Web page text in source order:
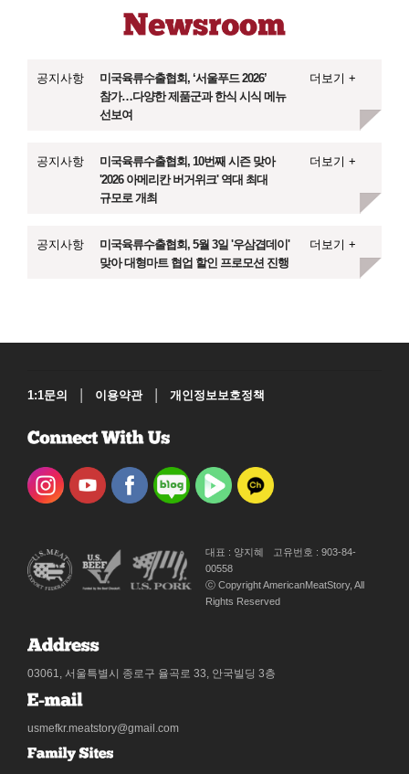
공지사항
미국육류수출협회, ‘서울푸드 2026’
참가…다양한 제품군과 한식 시식 메뉴
선보여
더보기 +
공지사항
미국육류수출협회, 10번째 시즌 맞아
'2026 아메리칸 버거위크' 역대 최대
규모로 개최
더보기 +
공지사항
미국육류수출협회, 5월 3일 '우삼겹데이'
맞아 대형마트 협업 할인 프로모션 진행
더보기 +
1:1문의 이용약관 개인정보보호정책
대표 : 양지혜
고유번호 : 903-84-
00558
ⓒ Copyright AmericanMeatStory, All
Rights Reserved
03061, 서울특별시 종로구 율곡로 33, 안국빌딩 3층
usmefkr.meatstory@gmail.com